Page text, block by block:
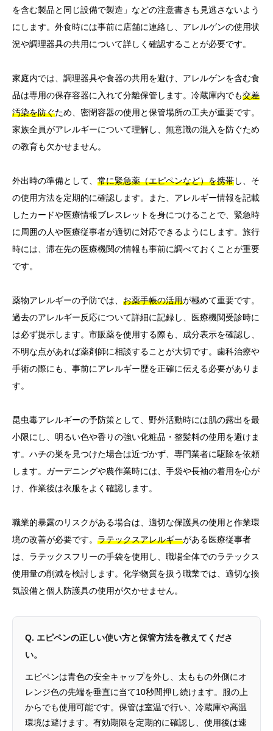
を含む製品と同じ設備で製造」などの注意書きも見逃さないよう
にします。外食時には事前に店舗に連絡し、アレルゲンの使用状
況や調理器具の共用について詳しく確認することが必要です。
家庭内では、調理器具や食器の共用を避け、アレルゲンを含む食
品は専用の保存容器に入れて分離保管します。冷蔵庫内でも交差
汚染を防ぐため、密閉容器の使用と保管場所の工夫が重要です。
家族全員がアレルギーについて理解し、無意識の混入を防ぐため
の教育も欠かせません。
外出時の準備として、 常に緊急薬（エピペンなど）を携帯し、そ
の使用方法を定期的に確認します。また、アレルギー情報を記載
したカードや医療情報ブレスレットを身につけることで、緊急時
に周囲の人や医療従事者が適切に対応できるようにします。旅行
時には、滞在先の医療機関の情報も事前に調べておくことが重要
です。
薬物アレルギーの予防では、 お薬手帳の活用が極めて重要です。
過去のアレルギー反応について詳細に記録し、医療機関受診時に
は必ず提示します。市販薬を使用する際も、成分表示を確認し、
不明な点があれば薬剤師に相談することが大切です。歯科治療や
手術の際にも、事前にアレルギー歴を正確に伝える必要がありま
す。
昆虫毒アレルギーの予防策として、野外活動時には肌の露出を最
小限にし、明るい色や香りの強い化粧品・整髪料の使用を避けま
す。ハチの巣を見つけた場合は近づかず、専門業者に駆除を依頼
します。ガーデニングや農作業時には、手袋や長袖の着用を心が
け、作業後は衣服をよく確認します。
職業的暴露のリスクがある場合は、適切な保護具の使用と作業環
境の改善が必要です。 ラテックスアレルギーがある医療従事者
は、ラテックスフリーの手袋を使用し、職場全体でのラテックス
使用量の削減を検討します。化学物質を扱う職業では、適切な換
気設備と個人防護具の使用が欠かせません。
Q. エピペンの正しい使い方と保管方法を教えてくださ
い。
エピペンは青色の安全キャップを外し、太ももの外側にオ
レンジ色の先端を垂直に当て10秒間押し続けます。服の上
からでも使用可能です。保管は室温で行い、冷蔵庫や高温
環境は避けます。有効期限を定期的に確認し、使用後は速